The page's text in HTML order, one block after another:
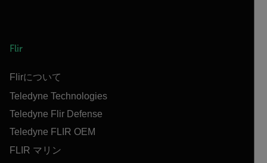
Flir
Flirについて
Teledyne Technologies
Teledyne Flir Defense
Teledyne FLIR OEM
FLIR マリン